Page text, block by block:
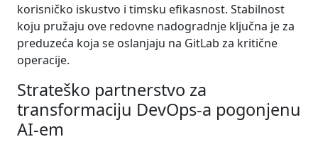
korisničko iskustvo i timsku efikasnost. Stabilnost
koju pružaju ove redovne nadogradnje ključna je za
preduzeća koja se oslanjaju na GitLab za kritične
operacije.
Strateško partnerstvo za
transformaciju DevOps-a pogonjenu
AI-em